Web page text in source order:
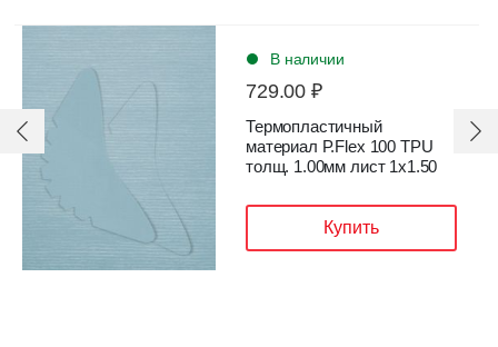
В наличии
729.00 ₽
Термопластичный
материал P.Flex 100 TPU
толщ. 1.00мм лист 1х1.50